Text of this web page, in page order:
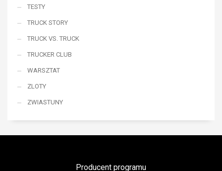
TESTY
TRUCK STORY
TRUCK VS. TRUCK
TRUCKER CLUB
WARSZTAT
ZLOTY
ZWIASTUNY
Producent programu